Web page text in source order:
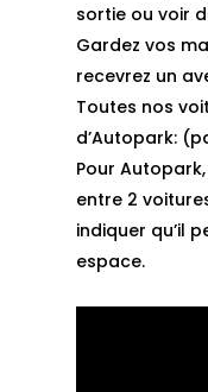
sortie ou voir
Gardez vos
recevrez un
Toutes nos
d’Autopark:
Pour
entre 2
indiquer qu’il
espace.